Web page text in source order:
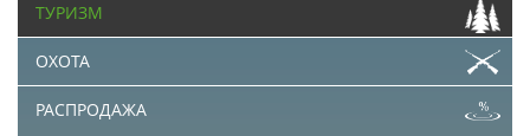
ТУРИЗМ
ОХОТА
РАСПРОДАЖА